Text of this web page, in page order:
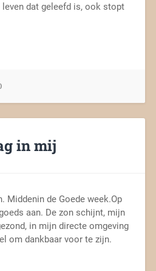
dat geleefd is, ook stopt
in mij
Middenin de Goede week.Op
aan. De zon schijnt, mijn
in mijn directe omgeving
om dankbaar voor te zijn.